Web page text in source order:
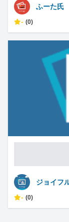
ふーた氏
- (0)
ジョイフ
- (0)